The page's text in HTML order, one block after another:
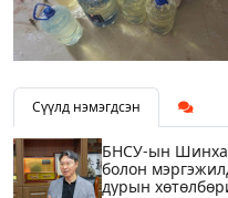
Сүүлд нэмэгдсэн
БНСУ-ын
болон
дурын